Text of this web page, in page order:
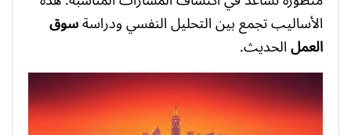
الأساليب تجمع بين التحليل النفسي ودراسةسوق
العملالحديث.